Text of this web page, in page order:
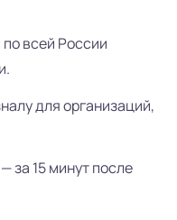
всей России
для организаций,
за 15 минут после